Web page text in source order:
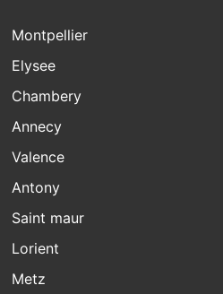
Montpellier
Elysee
Chambery
Annecy
Valence
Antony
Saint maur
Lorient
Metz